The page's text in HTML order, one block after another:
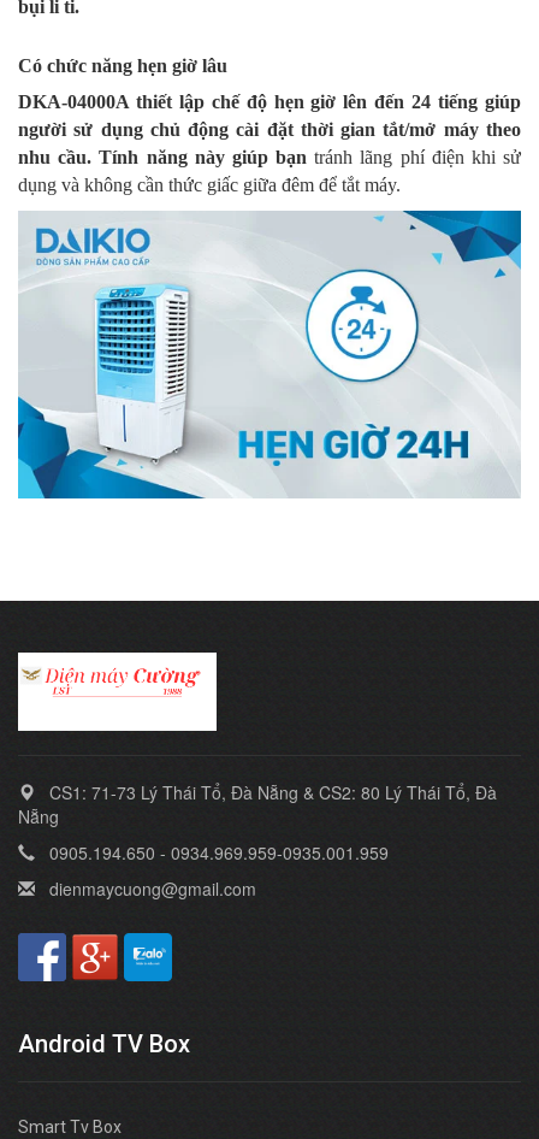
bụi li ti.
Có chức năng hẹn giờ lâu
DKA-04000A thiết lập chế độ hẹn giờ lên đến 24 tiếng giúp
người sử dụng chủ động cài đặt thời gian tắt/mở máy theo
nhu cầu. Tính năng này giúp bạn tránh lãng phí điện khi sử
dụng và không cần thức giấc giữa đêm để tắt máy.
CS1: 71-73 Lý Thái Tổ, Đà Nẵng & CS2: 80 Lý Thái Tổ, Đà
Nẵng
0905.194.650 - 0934.969.959-0935.001.959
dienmaycuong@gmail.com
Android TV Box
Smart Tv Box